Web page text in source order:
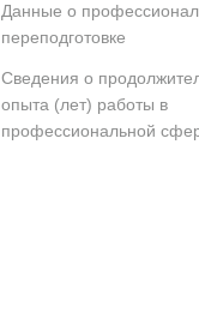
Данные о
переподготовке
Сведения о
опыта (лет) работы в
профессиональной